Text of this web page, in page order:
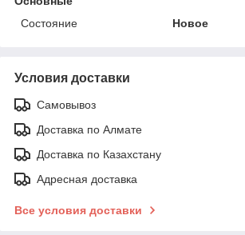
Состояние
Новое
Условия доставки
Самовывоз
Доставка по Алмате
Доставка по Казахстану
Адресная доставка
Все условия доставки